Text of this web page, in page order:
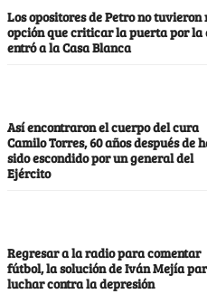
Los opositores de Petro no tuvieron
opción que criticar la puerta por la
entró a la Casa Blanca
Así encontraron el cuerpo del cura
Camilo Torres, 60 años después de
sido escondido por un general del
Ejército
Regresar a la radio para comentar
fútbol, la solución de Iván Mejía
luchar contra la depresión